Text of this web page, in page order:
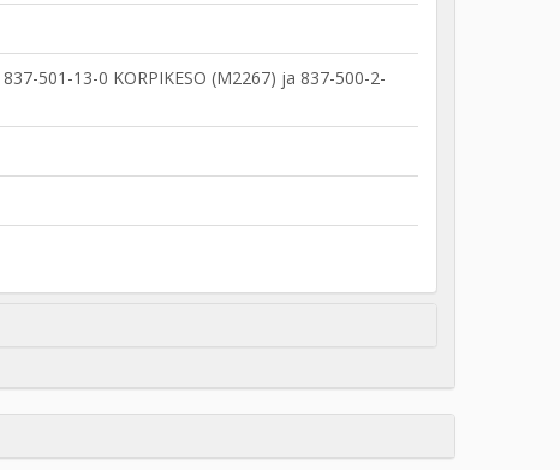
501-13-0 KORPIKESO (M2267) ja 837-500-2-